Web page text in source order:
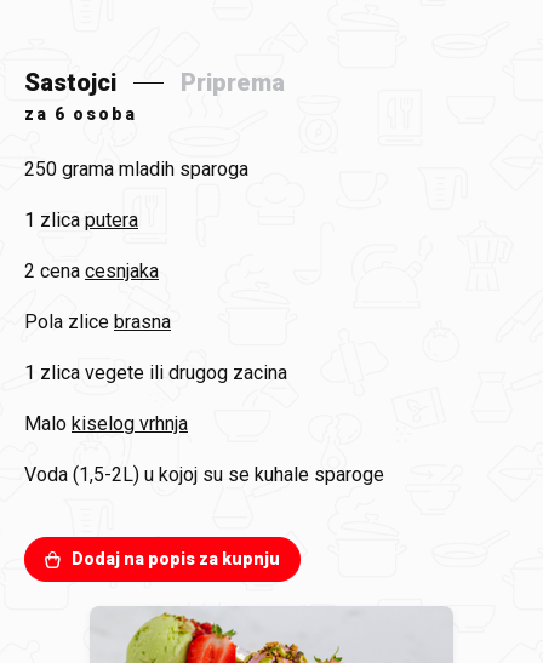
Sastojci Priprema
za 6 osoba
250 grama mladih sparoga
1 zlica putera
2 cena cesnjaka
Pola zlice brasna
1 zlica vegete ili drugog zacina
Malo kiselog vrhnja
Voda (1,5-2L) u kojoj su se kuhale sparoge
Dodaj na popis za kupnju